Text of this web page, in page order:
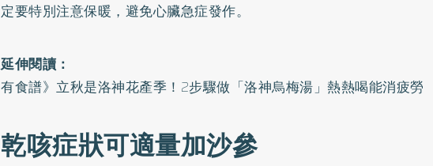
定要特別注意保暖，避免心臟急症發作。
延伸閱讀：
有食譜》立秋是洛神花產季！2步驟做「洛神烏梅湯」熱熱喝能消疲勞
乾咳症狀可適量加沙參